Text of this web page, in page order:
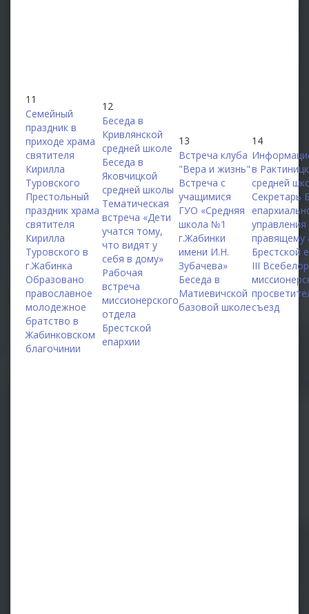
11
Семейный
праздник в
приходе храма
святителя
Кирилла
Туровского
Престольный
праздник храма
святителя
Кирилла
Туровского в
г.Жабинка
Образовано
православное
молодежное
братство в
Жабинковском
благочинии
12
Беседа в
Кривлянской
средней школе
Беседа в
Яковчицкой
средней школы
Тематическая
встреча «Дети
учатся тому,
что видят у
себя в дому»
Рабочая
встреча
миссионерского
отдела
Брестской
епархии
13
Встреча клуба
"Вера и жизнь"
Встреча с
учащимися
ГУО «Средняя
школа №1
г.Жабинки
имени И.Н.
Зубачева»
Беседа в
Матиевичской
базовой школе
14
в
средней
Секретарь
правящему
Брестской
III
съезд